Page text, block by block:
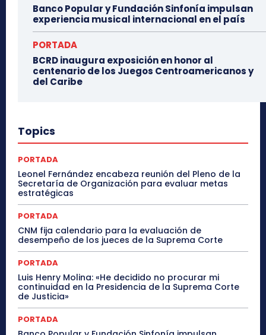
Banco Popular y Fundación Sinfonía impulsan
experiencia musical internacional en el país
PORTADA
BCRD inaugura exposición en honor al
centenario de los Juegos Centroamericanos y
del Caribe
Topics
PORTADA
Leonel Fernández encabeza reunión del Pleno de la
Secretaría de Organización para evaluar metas
estratégicas
PORTADA
CNM fija calendario para la evaluación de
desempeño de los jueces de la Suprema Corte
PORTADA
Luis Henry Molina: «He decidido no procurar mi
continuidad en la Presidencia de la Suprema Corte
de Justicia»
PORTADA